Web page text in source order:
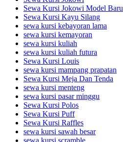
Sewa Kursi Jokowi Model Baru
Sewa Kursi Kayu Silang
sewa kursi kebayoran lama
sewa kursi kemayoran
sewa kursi kuliah
sewa kursi kuliah futura
Sewa Kursi Louis
sewa kursi mampang prapatan
Sewa Kursi Meja Dan Tenda
sewa kursi menteng
sewa kursi pasar minggu
Sewa Kursi Polos
Sewa Kursi Puff
Sewa Kursi Raffles
sewa kursi sawah besar